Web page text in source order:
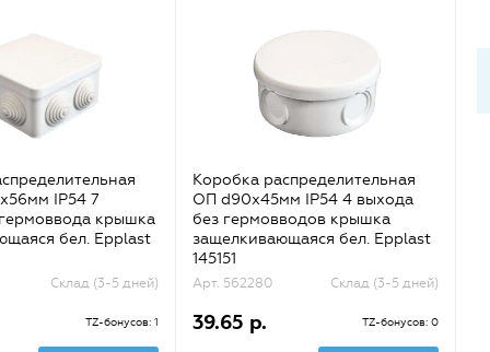
IP54 7
крышка
бел. Epplast
Склад (3-5 дней)
TZ-бонусов: 1
Коробка распределительная
ОП d90х45мм IP54 4 выхода
без гермовводов крышка
защелкивающаяся бел. Epplast
145151
Арт. 562280 Склад (3-5 дней)
39.65 р. TZ-бонусов: 0